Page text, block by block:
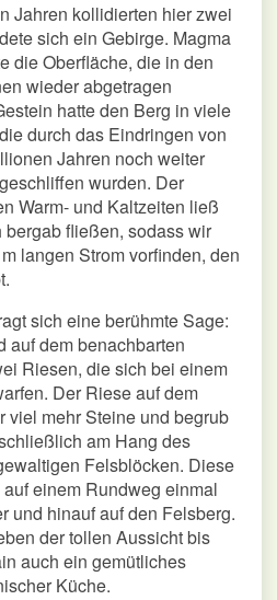
Jahren kollidierten hier zwei
sich ein Gebirge. Magma
die Oberfläche, die in den
wieder abgetragen
hatte den Berg in viele
durch das Eindringen von
Jahren noch weiter
wurden. Der
Warm- und Kaltzeiten ließ
fließen, sodass wir
langen Strom vorfinden, den
sich eine berühmte Sage:
auf dem benachbarten
Riesen, die sich bei einem
Der Riese auf dem
viel mehr Steine und begrub
am Hang des
Felsblöcken. Diese
einem Rundweg einmal
und hinauf auf den Felsberg.
der tollen Aussicht bis
auch ein gemütliches
Küche.